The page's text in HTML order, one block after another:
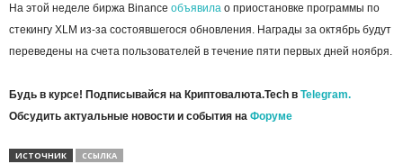
На этой неделе биржа Binance объявила о приостановке программы по
стекингу XLM из-за состоявшегося обновления. Награды за октябрь будут
переведены на счета пользователей в течение пяти первых дней ноября.
Будь в курсе! Подписывайся на Криптовалюта.Tech в Telegram.
Обсудить актуальные новости и события на Форуме
ИСТОЧНИК
ССЫЛКА